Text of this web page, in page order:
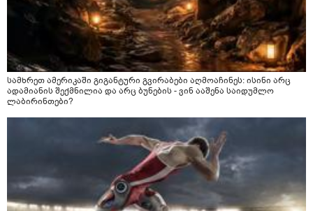
სამხრეთ ამერიკაში გიგანტური გვირაბები აღმოაჩინეს: ისინი არც
ადამიანის შექმნილია და არც ბუნების - ვინ ააშენა საიდუმლო
ლაბირინთები?